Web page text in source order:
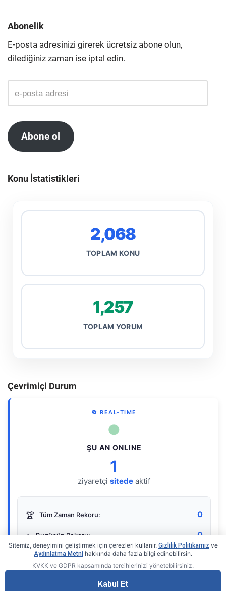
Abonelik
E-posta adresinizi girerek ücretsiz abone olun,
dilediğiniz zaman ise iptal edin.
Abone ol
Konu İstatistikleri
2,068
TOPLAM KONU
1,257
TOPLAM YORUM
Çevrimiçi Durum
🔄 REAL-TIME
●
ŞU AN ONLINE
1
ziyaretçi sitede aktif
🏆 Tüm Zaman Rekoru: 0
⭐ Bugünün Rekoru: 0
Gerçek zamanlı sayaç
Sitemiz, deneyimini geliştirmek için çerezleri kullanır. Gizlilik Politikamız ve
Aydınlatma Metni hakkında daha fazla bilgi edinebilirsin.
KVKK ve GDPR kapsamında tercihlerinizi yönetebilirsiniz.
Kabul Et